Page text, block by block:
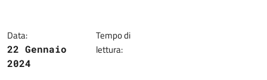
Data:
22 Gennaio
2024
Tempo di
lettura: